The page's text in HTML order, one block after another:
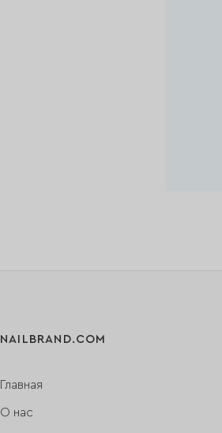
NAILBRAND.COM
Главная
О нас